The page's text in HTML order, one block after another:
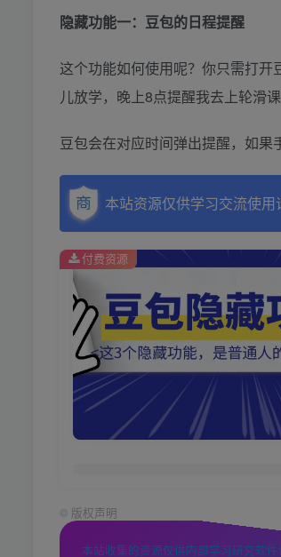
隐藏功能一：豆包的日程提醒
这个功能如何使用呢？你只需打
儿放学，晚上8点提醒我去上轮滑课”
豆包会在对应时间弹出提醒，如果
本站资源仅供学习交流使用
付费资源
© 版权声明
本站收集的资源仅供内部学习研究软